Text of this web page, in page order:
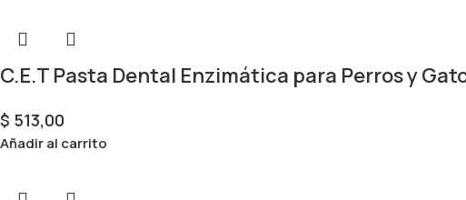
C.E.T Pasta Dental Enzimática para Perros y
$ 513,00
Añadir al carrito